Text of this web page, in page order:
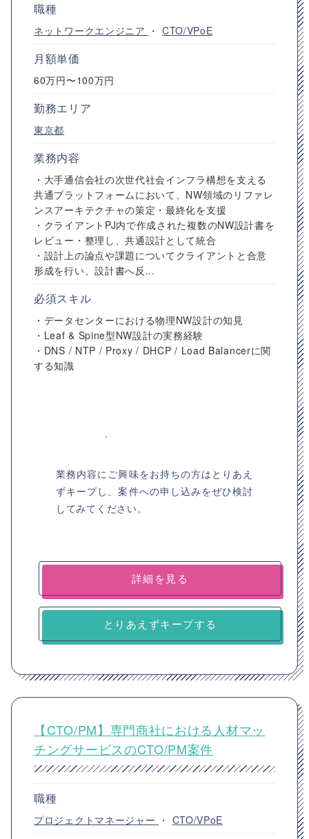
職種
ネットワークエンジニア ・ CTO/VPoE
月額単価
60万円〜100万円
勤務エリア
東京都
業務内容
・大手通信会社の次世代社会インフラ構想を支える
共通プラットフォームにおいて、NW領域のリファレ
ンスアーキテクチャの策定・最終化を支援
・クライアントPJ内で作成された複数のNW設計書を
レビュー・整理し、共通設計として統合
・設計上の論点や課題についてクライアントと合意
形成を行い、設計書へ反...
必須スキル
・データセンターにおける物理NW設計の知見
・Leaf & Spine型NW設計の実務経験
・DNS / NTP / Proxy / DHCP / Load Balancerに関
する知識
業務内容にご興味をお持ちの方はとりあえ
ずキープし、案件への申し込みをぜひ検討
してみてください。
詳細を見る
とりあえずキープする
【CTO/PM】専門商社における人材マッ
チングサービスのCTO/PM案件
職種
プロジェクトマネージャー ・ CTO/VPoE